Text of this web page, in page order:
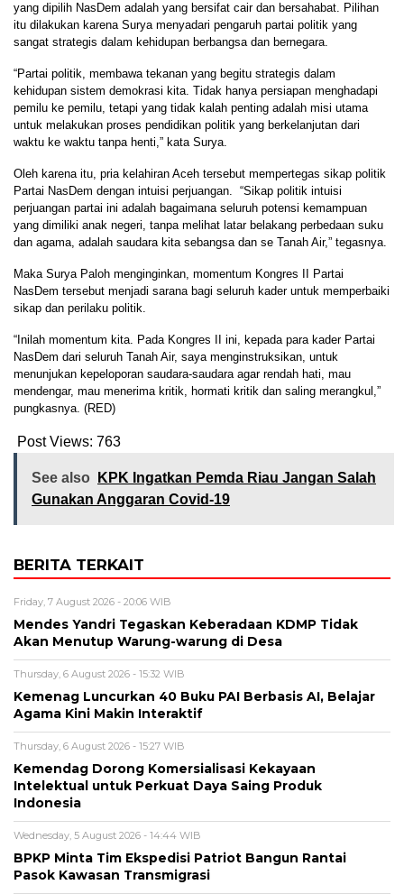
yang dipilih NasDem adalah yang bersifat cair dan bersahabat. Pilihan
itu dilakukan karena Surya menyadari pengaruh partai politik yang
sangat strategis dalam kehidupan berbangsa dan bernegara.
“Partai politik, membawa tekanan yang begitu strategis dalam
kehidupan sistem demokrasi kita. Tidak hanya persiapan menghadapi
pemilu ke pemilu, tetapi yang tidak kalah penting adalah misi utama
untuk melakukan proses pendidikan politik yang berkelanjutan dari
waktu ke waktu tanpa henti,” kata Surya.
Oleh karena itu, pria kelahiran Aceh tersebut mempertegas sikap politik
Partai NasDem dengan intuisi perjuangan. “Sikap politik intuisi
perjuangan partai ini adalah bagaimana seluruh potensi kemampuan
yang dimiliki anak negeri, tanpa melihat latar belakang perbedaan suku
dan agama, adalah saudara kita sebangsa dan se Tanah Air,” tegasnya.
Maka Surya Paloh menginginkan, momentum Kongres II Partai
NasDem tersebut menjadi sarana bagi seluruh kader untuk memperbaiki
sikap dan perilaku politik.
“Inilah momentum kita. Pada Kongres II ini, kepada para kader Partai
NasDem dari seluruh Tanah Air, saya menginstruksikan, untuk
menunjukan kepeloporan saudara-saudara agar rendah hati, mau
mendengar, mau menerima kritik, hormati kritik dan saling merangkul,”
pungkasnya. (RED)
Post Views: 763
See also
KPK Ingatkan Pemda Riau Jangan Salah
Gunakan Anggaran Covid-19
BERITA TERKAIT
Friday, 7 August 2026 - 20:06 WIB
Mendes Yandri Tegaskan Keberadaan KDMP Tidak
Akan Menutup Warung-warung di Desa
Thursday, 6 August 2026 - 15:32 WIB
Kemenag Luncurkan 40 Buku PAI Berbasis AI, Belajar
Agama Kini Makin Interaktif
Thursday, 6 August 2026 - 15:27 WIB
Kemendag Dorong Komersialisasi Kekayaan
Intelektual untuk Perkuat Daya Saing Produk
Indonesia
Wednesday, 5 August 2026 - 14:44 WIB
BPKP Minta Tim Ekspedisi Patriot Bangun Rantai
Pasok Kawasan Transmigrasi